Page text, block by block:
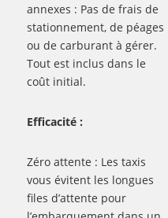
annexes : Pas de frais de
stationnement, de péages
ou de carburant à gérer.
Tout est inclus dans le
coût initial.
Efficacité :
Zéro attente : Les taxis
vous évitent les longues
files d’attente pour